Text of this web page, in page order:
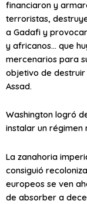
financiaron y
terroristas,
a Gadafi y
y africanos… que
mercenarios para
objetivo de destruir
Assad.
Washington logró
instalar un
La zanahoria
consiguió
europeos se ven
de absorber a